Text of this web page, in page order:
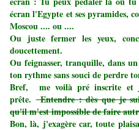
écran l'Egypte et ses pyramides,
Moscou .... ou ....
Ou juste fermer les yeux,
doucettement.
Ou feignasser, tranquille, dans
ton rythme sans souci de perdre
Bref, me voilà pré inscrite et
prête.Entendre : dès que je
qu'il m'est impossible de faire
Bon, là, j'exagère car, toute